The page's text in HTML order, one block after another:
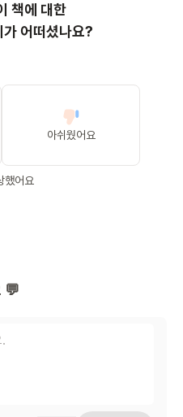
책에 대한
어떠셨나요?
아쉬웠어요
했어요
💬